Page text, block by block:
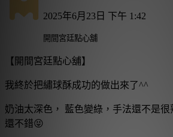
2025年6月23日 下午 1:42
開間宮廷點心舖
【開間宮廷點心舖】
我終於把繡球酥成功的做出來了^^
奶油太深色， 藍色變綠，手法還不是
還不錯😝